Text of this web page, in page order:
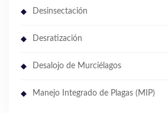
Desinsectación
Desratización
Desalojo de Murciélagos
Manejo Integrado de Plagas (MIP)